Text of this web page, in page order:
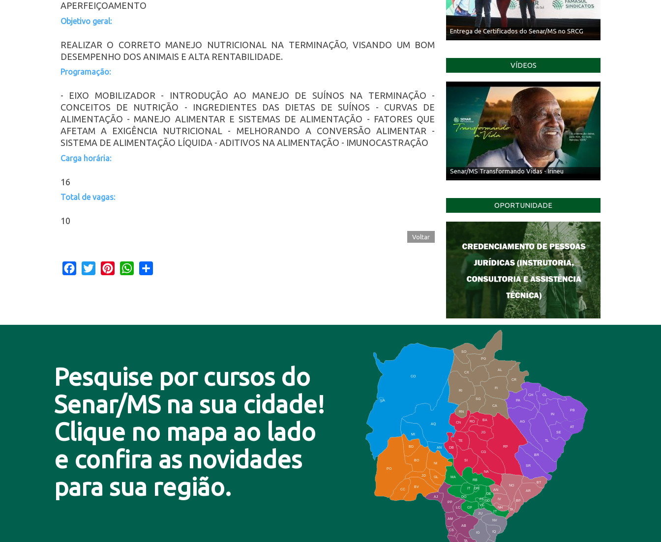
Entrega de Certificados do Senar/MS no SRCG
VÍDEOS
Senar/MS Transformando Vidas - Irineu
OPORTUNIDADE
APERFEIÇOAMENTO
Objetivo geral:
REALIZAR O CORRETO MANEJO NUTRICIONAL NA TERMINAÇÃO, VISANDO UM BOM
DESEMPENHO DOS ANIMAIS E ALTA RENTABILIDADE.
Programação:
- EIXO MOBILIZADOR - INTRODUÇÃO AO MANEJO DE SUÍNOS NA TERMINAÇÃO -
CONCEITOS DE NUTRIÇÃO - INGREDIENTES DAS DIETAS DE SUÍNOS - CURVAS DE
ALIMENTAÇÃO - MANEJO ALIMENTAR E SISTEMAS DE ALIMENTAÇÃO - FATORES QUE
AFETAM A EXIGÊNCIA NUTRICIONAL - MELHORANDO A CONVERSÃO ALIMENTAR -
SISTEMA DE ALIMENTAÇÃO LÍQUIDA - ADITIVOS NA ALIMENTAÇÃO - IMUNOCASTRAÇÃO
Carga horária:
16
Total de vagas:
10
Voltar
Facebook
Twitter PinterestWhatsApp
Pesquise por cursos do
Senar/MS na sua cidade!
Clique no mapa ao lado
e confira as novidades
para sua região.
CO
AQ
MI
AN
CX
RI
AL
CR
FI
SG
BA
CA
PA
CH CL
PB
SE
TL
AG
BR
SR
BT
AR
RP
RO
JG
CG
SI
NA
TA
NH
JT
RB
MA
IT
DR
DO
CP
JU
NV
IQ
BD
BO
NI
JD
PO
BV
CC
PP
AJ
LC
AM
AB
DB
TE
CS
TA
IG
IN
NO
BP
RN
CN
GL
AN
IV
FS
VC
GD
DE
AT
PG
SO
LA